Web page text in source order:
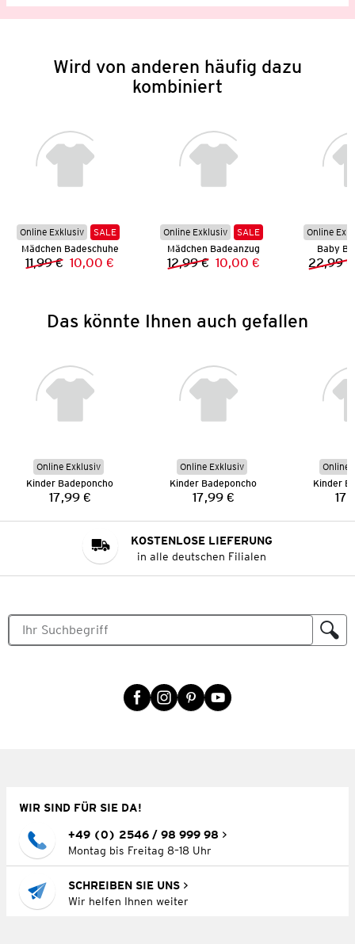
Wird von anderen häufig dazu
kombiniert
Online Exklusiv
SALE
Mädchen Badeschuhe
Vorheriger Preis:
11,99 € Neuer Preis:
10,00 €
Online Exklusiv
SALE
Mädchen Badeanzug
Vorheriger Preis:
12,99 € Neuer Preis:
10,00 €
Online
Baby
22,99 €
Das könnte Ihnen auch gefallen
Online Exklusiv
Kinder Badeponcho
Preis:
17,99 €
Online Exklusiv
Kinder Badeponcho
Preis:
17,99 €
Online
Kinder
KOSTENLOSE LIEFERUNG
in alle deutschen Filialen
WIR SIND FÜR SIE DA!
+49 (0) 2546 / 98 999 98
Montag bis Freitag 8–18 Uhr
SCHREIBEN SIE UNS
Wir helfen Ihnen weiter